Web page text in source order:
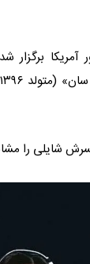
برگزار
شایلی را